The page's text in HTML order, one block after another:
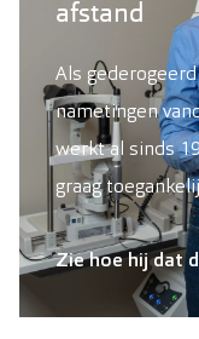
afstand
Als
nametingen
werkt al sinds
graag
Zie hoe hij dat